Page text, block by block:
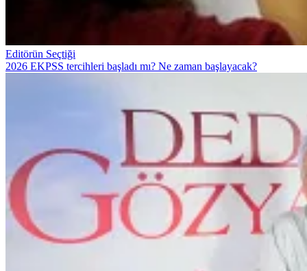
Editörün Seçtiği
2026 EKPSS tercihleri başladı mı? Ne zaman başlayacak?